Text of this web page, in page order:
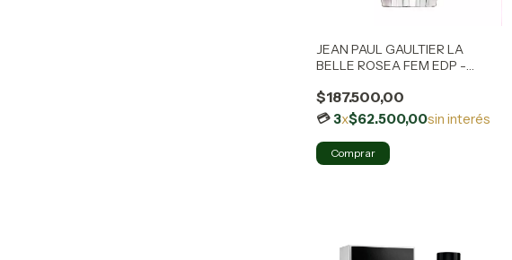
JEAN PAUL GAULTIER LA
BELLE ROSEA FEM EDP -
$187.500,00
3x$62.500,00sin interés